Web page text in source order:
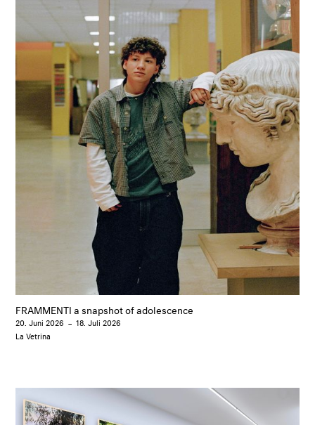
FRAMMENTI a snapshot of adolescence
20. Juni 2026 –18. Juli 2026
La Vetrina